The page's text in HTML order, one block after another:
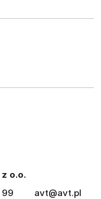
o.o.
99
avt@avt.pl